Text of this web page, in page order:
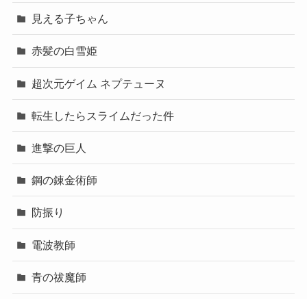
見える子ちゃん
赤髪の白雪姫
超次元ゲイム ネプテューヌ
転生したらスライムだった件
進撃の巨人
鋼の錬金術師
防振り
電波教師
青の祓魔師